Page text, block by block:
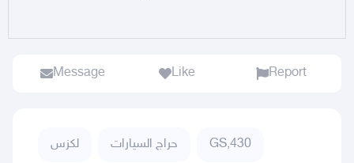
Message Like Report
لكزس حراج السيارات GS,430